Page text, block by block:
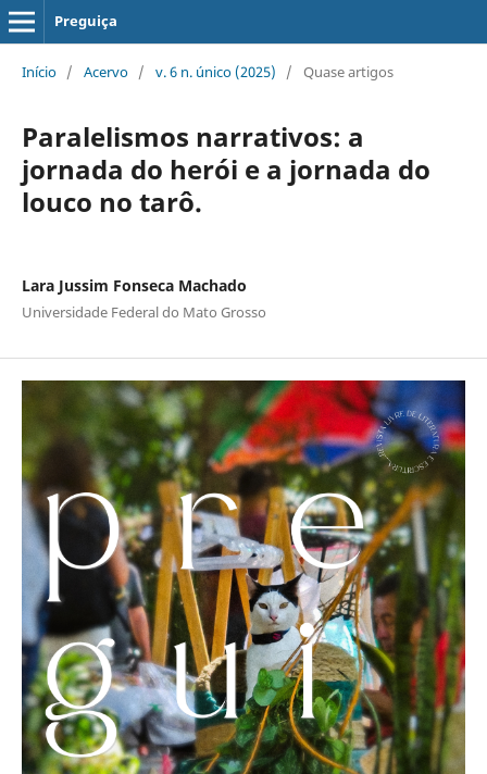
Preguiça
Início / Acervo / v. 6 n. único (2025) / Quase artigos
Paralelismos narrativos: a
jornada do herói e a jornada do
louco no tarô.
Lara Jussim Fonseca Machado
Universidade Federal do Mato Grosso